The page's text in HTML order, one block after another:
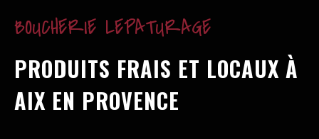
BOUCHERIE LEPATURAGE
PRODUITS FRAIS ET LOCAUX À
AIX EN PROVENCE